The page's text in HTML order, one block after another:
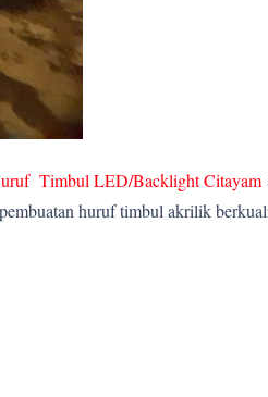
Timbul LED/Backlight Citayam
huruf timbul akrilik